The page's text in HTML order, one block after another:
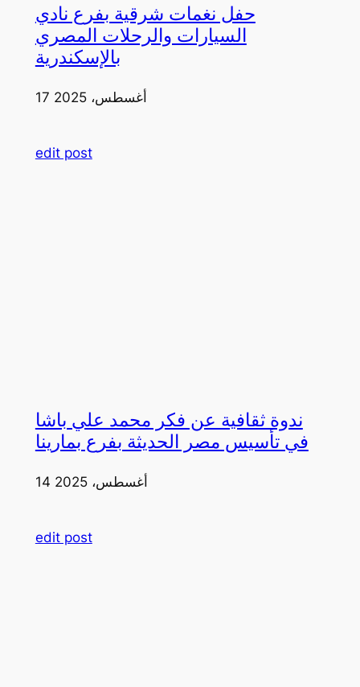
حفل نغمات شرقية بفرع نادي
السيارات والرحلات المصري
بالإسكندرية
17 أغسطس، 2025
edit post
ندوة ثقافية عن فكر محمد علي باشا
في تأسيس مصر الحديثة بفرع بمارينا
14 أغسطس، 2025
edit post